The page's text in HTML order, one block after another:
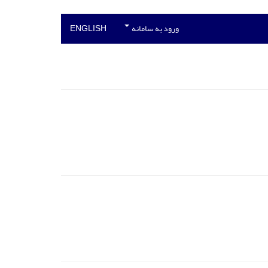
ورود به سامانه ENGLISH